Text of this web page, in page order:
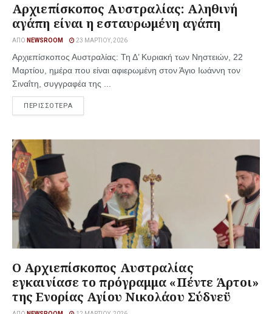
Αρχιεπίσκοπος Αυστραλίας: Αληθινή
αγάπη είναι η εσταυρωμένη αγάπη
ΑΠΌ NEWSROOM 23 ΜΑΡΤΊΟΥ, 2026
Αρχιεπίσκοπος Αυστραλίας: Τη Δ’ Κυριακή των Νηστειών, 22
Μαρτίου, ημέρα που είναι αφιερωμένη στον Άγιο Ιωάννη τον
Σιναΐτη, συγγραφέα της ...
ΠΕΡΙΣΣΟΤΕΡΑ
Ο Αρχιεπίσκοπος Αυστραλίας
εγκαινίασε το πρόγραμμα «Πέντε Άρτοι»
της Ενορίας Αγίου Νικολάου Σύδνεϋ